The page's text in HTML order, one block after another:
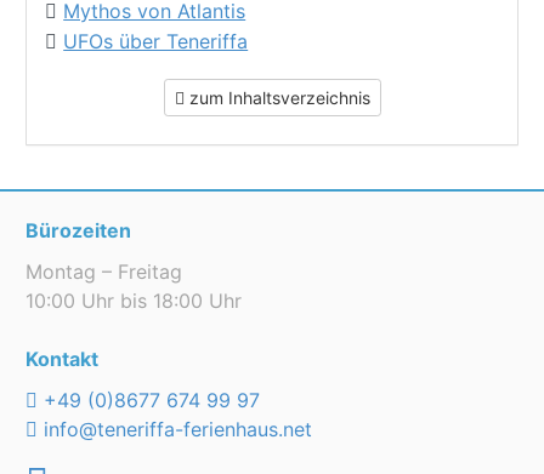
Mythos von Atlantis
UFOs über Teneriffa
zum Inhaltsverzeichnis
Bürozeiten
Montag – Freitag
10:00 Uhr bis 18:00 Uhr
Kontakt
+49 (0)8677 674 99 97
info@teneriffa-ferienhaus.net